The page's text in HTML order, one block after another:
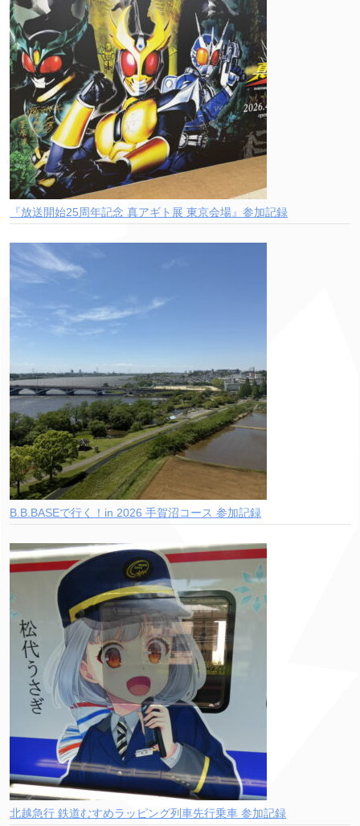
『放送開始25周年記念 真アギト展 東京会場』参加記録
B.B.BASEで行く！in 2026 手賀沼コース 参加記録
北越急行 鉄道むすめラッピング列車先行乗車 参加記録